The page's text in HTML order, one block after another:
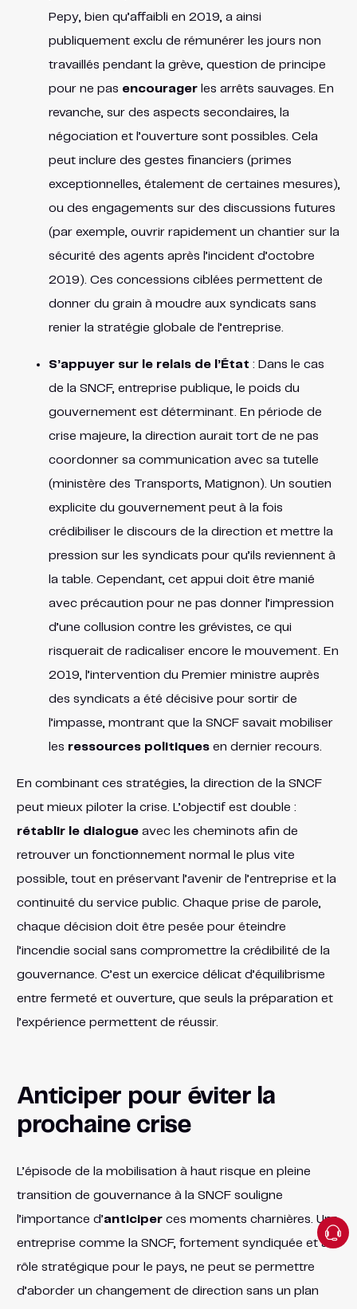
Pepy, bien qu’affaibli en 2019, a ainsi
publiquement exclu de rémunérer les jours non
travaillés pendant la grève, question de principe
pour ne pas encouragerles arrêts sauvages​. En
revanche, sur des aspects secondaires, la
négociation et l’ouverture sont possibles. Cela
peut inclure des gestes financiers (primes
exceptionnelles, étalement de certaines mesures),
ou des engagements sur des discussions futures
(par exemple, ouvrir rapidement un chantier sur la
sécurité des agents après l’incident d’octobre
2019). Ces concessions ciblées permettent de
donner du grain à moudre aux syndicats sans
renier la stratégie globale de l’entreprise.
S’appuyer sur le relais de l’État : Dans le cas
de la SNCF, entreprise publique, le poids du
gouvernement est déterminant. En période de
crise majeure, la direction aurait tort de ne pas
coordonner sa communication avec sa tutelle
(ministère des Transports, Matignon). Un soutien
explicite du gouvernement peut à la fois
crédibiliser le discours de la direction et mettre la
pression sur les syndicats pour qu’ils reviennent à
la table. Cependant, cet appui doit être manié
avec précaution pour ne pas donner l’impression
d’une collusion contre les grévistes, ce qui
risquerait de radicaliser encore le mouvement. En
2019, l’intervention du Premier ministre auprès
des syndicats a été décisive pour sortir de
l’impasse, montrant que la SNCF savait mobiliser
les ressources politiquesen dernier recours.
En combinant ces stratégies, la direction de la SNCF
peut mieux piloter la crise. L’objectif est double :
rétablir le dialogueavec les cheminots afin de
retrouver un fonctionnement normal le plus vite
possible, tout en préservant l’avenir de l’entreprise et la
continuité du service public. Chaque prise de parole,
chaque décision doit être pesée pour éteindre
l’incendie social sans compromettre la crédibilité de la
gouvernance. C’est un exercice délicat d’équilibrisme
entre fermeté et ouverture, que seuls la préparation et
l’expérience permettent de réussir.
Anticiper pour éviter la
prochaine crise
L’épisode de la mobilisation à haut risque en pleine
transition de gouvernance à la SNCF souligne
l’importance d’anticiperces moments charnières. Une
entreprise comme la SNCF, fortement syndiquée et au
rôle stratégique pour le pays, ne peut se permettre
d’aborder un changement de direction sans un plan